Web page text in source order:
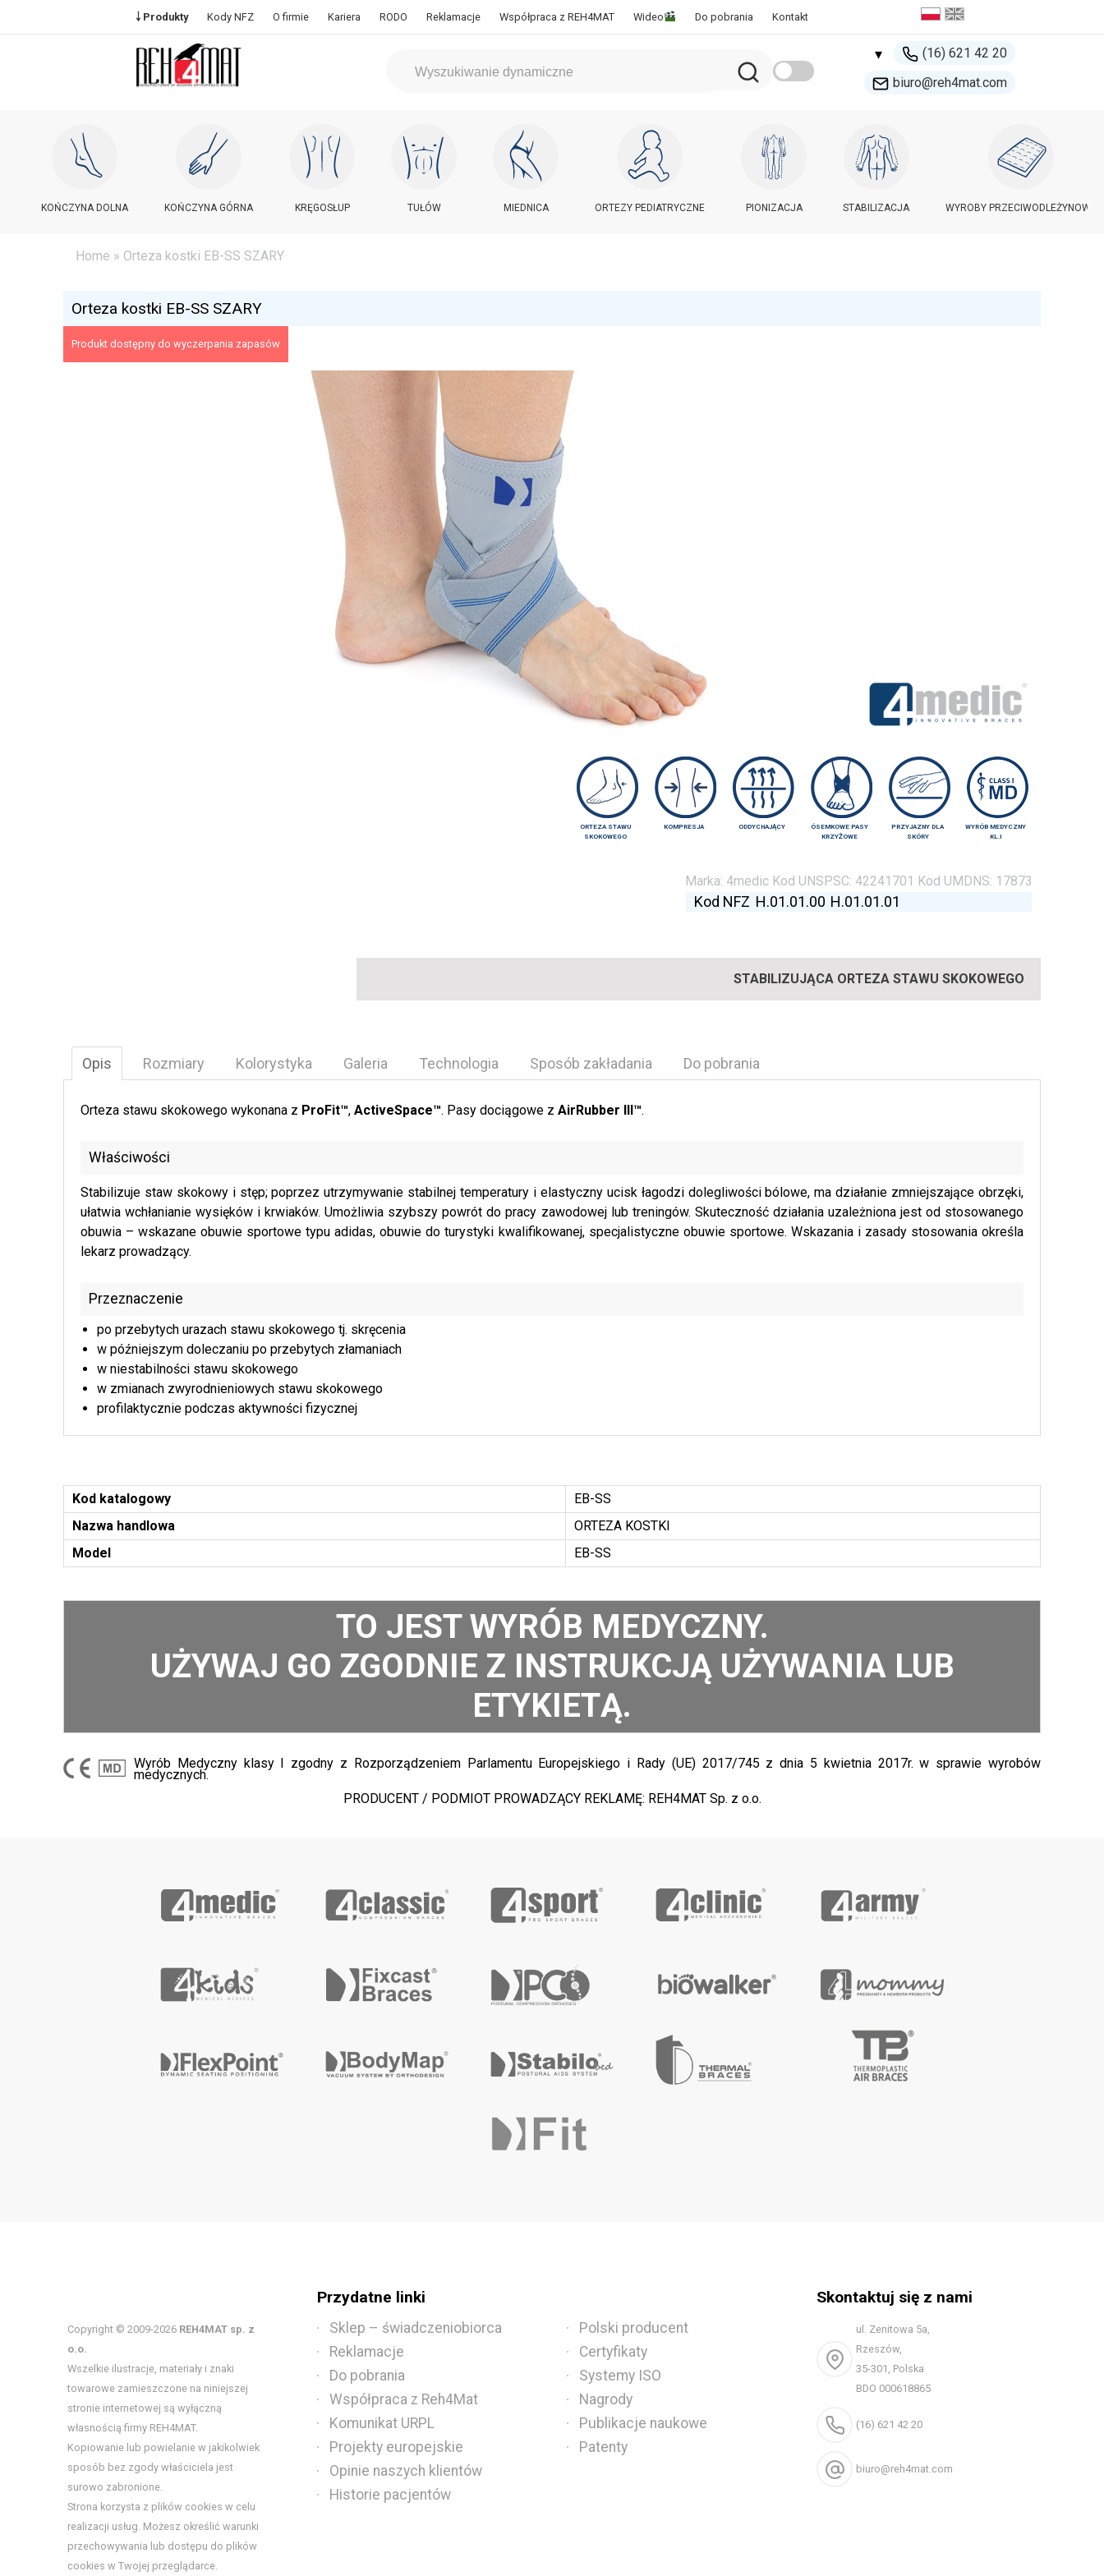
￬ Produkty Kody NFZ O firmie Kariera RODO Reklamacje Współpraca z REH4MAT Wideo Do pobrania Kontakt
▾
(16) 621 42 20
biuro@reh4mat.com
handel@reh4mat.com
KOŃCZYNA DOLNA KOŃCZYNA GÓRNA KRĘGOSŁUP TUŁÓW MIEDNICA ORTEZY PEDIATRYCZNE PIONIZACJA STABILIZACJA WYROBY PRZECIWODLEŻYNOWE
Home » Orteza kostki EB-SS SZARY
Orteza kostki EB-SS SZARY
Produkt dostępny do wyczerpania zapasów
ORTEZA STAWU
SKOKOWEGO
KOMPRESJA ODDYCHAJĄCY
ÓSEMKOWE PASY
KRZYŻOWE
PRZYJAZNY DLA
SKÓRY
WYRÓB MEDYCZNY
KL.I
Marka: 4medic Kod UNSPSC: 42241701 Kod UMDNS: 17873
Kod NFZ H.01.01.00 H.01.01.01
STABILIZUJĄCA ORTEZA STAWU SKOKOWEGO
Opis Rozmiary Kolorystyka Galeria Technologia Sposób zakładania Do pobrania
Orteza stawu skokowego wykonana z ProFit™, ActiveSpace™. Pasy dociągowe z AirRubber III™.
Właściwości
Stabilizuje staw skokowy i stęp; poprzez utrzymywanie stabilnej temperatury i elastyczny ucisk łagodzi dolegliwości bólowe, ma działanie zmniejszające obrzęki,
ułatwia wchłanianie wysięków i krwiaków. Umożliwia szybszy powrót do pracy zawodowej lub treningów. Skuteczność działania uzależniona jest od stosowanego
obuwia – wskazane obuwie sportowe typu adidas, obuwie do turystyki kwalifikowanej, specjalistyczne obuwie sportowe. Wskazania i zasady stosowania określa
lekarz prowadzący.
Przeznaczenie
po przebytych urazach stawu skokowego tj. skręcenia
w późniejszym doleczaniu po przebytych złamaniach
w niestabilności stawu skokowego
w zmianach zwyrodnieniowych stawu skokowego
profilaktycznie podczas aktywności fizycznej
Kod katalogowy
EB-SS
Nazwa handlowa
ORTEZA KOSTKI
Model
EB-SS
TO JEST WYRÓB MEDYCZNY.
UŻYWAJ GO ZGODNIE Z INSTRUKCJĄ UŻYWANIA LUB
ETYKIETĄ.
Wyrób Medyczny klasy I zgodny z Rozporządzeniem Parlamentu Europejskiego i Rady (UE) 2017/745 z dnia 5 kwietnia 2017r. w sprawie wyrobów
medycznych.
PRODUCENT / PODMIOT PROWADZĄCY REKLAMĘ: REH4MAT Sp. z o.o.
Copyright © 2009-2026 REH4MAT sp. z
o.o.
Wszelkie ilustracje, materiały i znaki
towarowe zamieszczone na niniejszej
stronie internetowej są wyłączną
własnością firmy REH4MAT.
Kopiowanie lub powielanie w jakikolwiek
sposób bez zgody właściciela jest
surowo zabronione.
Strona korzysta z plików cookies w celu
realizacji usług. Możesz określić warunki
przechowywania lub dostępu do plików
cookies w Twojej przeglądarce.
Przydatne linki
Sklep – świadczeniobiorca
Reklamacje
Do pobrania
Współpraca z Reh4Mat
Komunikat URPL
Projekty europejskie
Opinie naszych klientów
Historie pacjentów
Polski producent
Certyfikaty
Systemy ISO
Nagrody
Publikacje naukowe
Patenty
Skontaktuj się z nami
ul. Zenitowa 5a,
Rzeszów,
35-301, Polska
BDO 000618865
(16) 621 42 20
biuro@reh4mat.com